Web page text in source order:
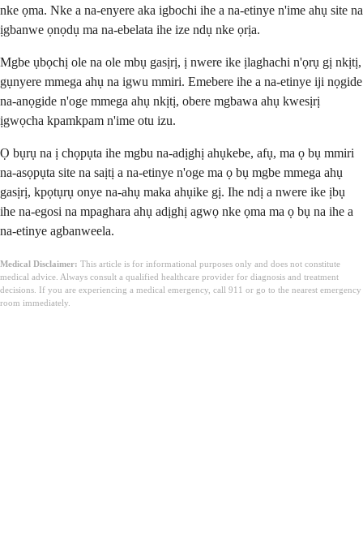
nke ọma. Nke a na-enyere aka igbochi ihe a na-etinye n'ime ahụ site na
ịgbanwe ọnọdụ ma na-ebelata ihe ize ndụ nke ọrịa.
Mgbe ụbọchị ole na ole mbụ gasịrị, ị nwere ike ịlaghachi n'ọrụ gị nkịtị,
gụnyere mmega ahụ na igwu mmiri. Emebere ihe a na-etinye iji nọgide
na-anọgide n'oge mmega ahụ nkịtị, obere mgbawa ahụ kwesịrị
ịgwọcha kpamkpam n'ime otu izu.
Ọ bụrụ na ị chọpụta ihe mgbu na-adịghị ahụkebe, afụ, ma ọ bụ mmiri
na-asọpụta site na saịtị a na-etinye n'oge ma ọ bụ mgbe mmega ahụ
gasịrị, kpọtụrụ onye na-ahụ maka ahụike gị. Ihe ndị a nwere ike ịbụ
ihe na-egosi na mpaghara ahụ adịghị agwọ nke ọma ma ọ bụ na ihe a
na-etinye agbanweela.
Medical Disclaimer: This article is for informational purposes only and does not constitute
medical advice. Always consult a qualified healthcare provider for diagnosis and treatment
decisions. If you are experiencing a medical emergency, call 911 or go to the nearest emergency
room immediately.